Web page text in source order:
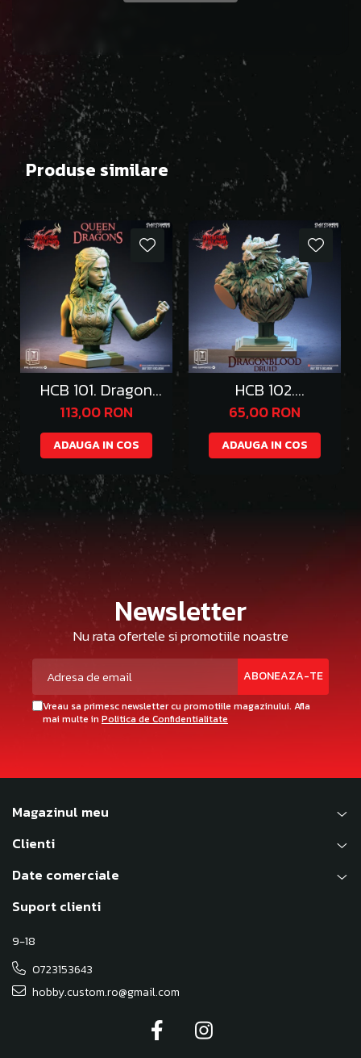
Produse similare
HCB 101. Dragon
Queen
113,00 RON
ADAUGA IN COS
HCB 102.
DragonWolf Druid
65,00 RON
ADAUGA IN COS
Newsletter
Nu rata ofertele si promotiile noastre
Vreau sa primesc newsletter cu promotiile magazinului. Afla
mai multe in Politica de Confidentialitate
Magazinul meu
Clienti
Date comerciale
Suport clienti
9-18
0723153643
hobby.custom.ro@gmail.com